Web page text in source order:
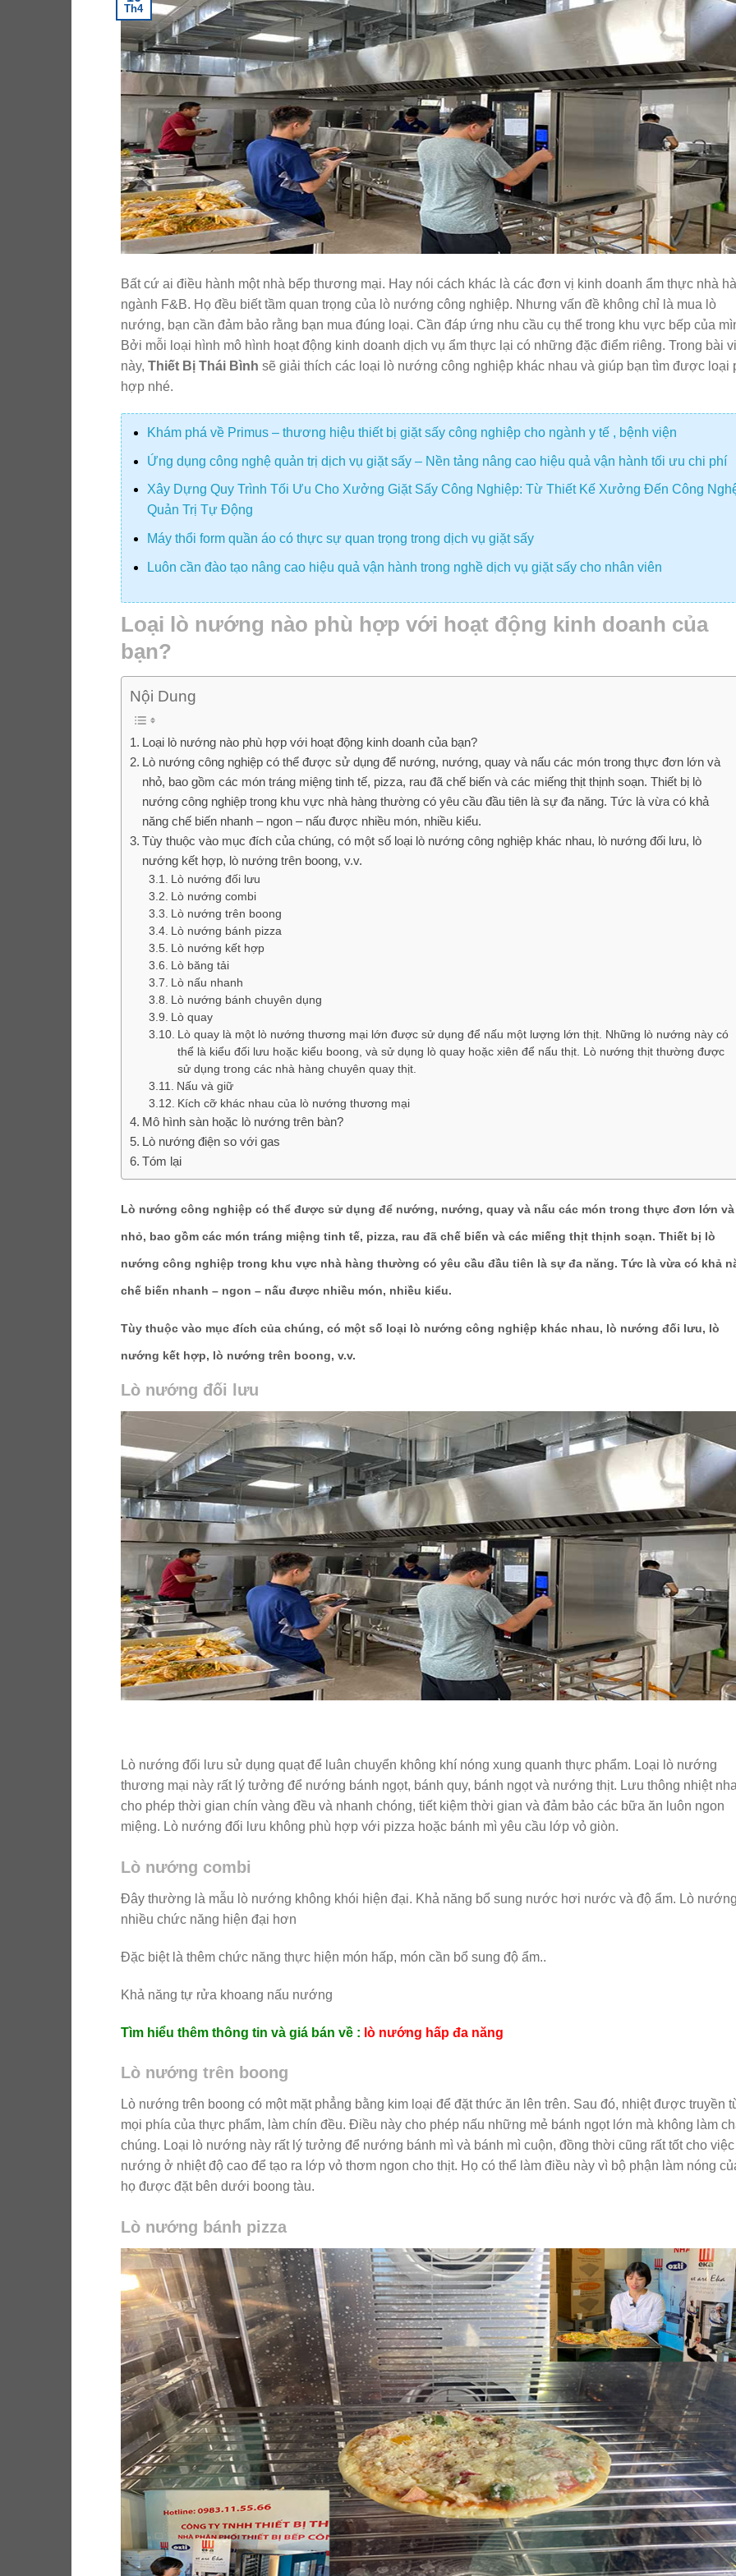
Th4
Bất cứ ai điều hành một nhà bếp thương mại. Hay nói cách khác là các đơn vị kinh doanh ẩm thực nhà
ngành F&B. Họ đều biết tầm quan trọng của lò nướng công nghiệp. Nhưng vấn đề không chỉ là mua lò
nướng, bạn cần đảm bảo rằng bạn mua đúng loại. Cần đáp ứng nhu cầu cụ thể trong khu vực bếp của
Bởi mỗi loại hình mô hình hoạt động kinh doanh dịch vụ ẩm thực lại có những đặc điểm riêng. Trong bài
này, Thiết Bị Thái Bình sẽ giải thích các loại lò nướng công nghiệp khác nhau và giúp bạn tìm được loại
hợp nhé.
Khám phá về Primus – thương hiệu thiết bị giặt sấy công nghiệp cho ngành y tế , bệnh viện
Ứng dụng công nghệ quản trị dịch vụ giặt sấy – Nền tảng nâng cao hiệu quả vận hành tối ưu chi phí
Xây Dựng Quy Trình Tối Ưu Cho Xưởng Giặt Sấy Công Nghiệp: Từ Thiết Kế Xưởng Đến Công
Quản Trị Tự Động
Máy thổi form quần áo có thực sự quan trọng trong dịch vụ giặt sấy
Luôn cần đào tạo nâng cao hiệu quả vận hành trong nghề dịch vụ giặt sấy cho nhân viên
Loại lò nướng nào phù hợp với hoạt động kinh doanh của
bạn?
Nội Dung
Loại lò nướng nào phù hợp với hoạt động kinh doanh của bạn?
Lò nướng công nghiệp có thể được sử dụng để nướng, nướng, quay và nấu các món trong thực đơn lớn và
nhỏ, bao gồm các món tráng miệng tinh tế, pizza, rau đã chế biến và các miếng thịt thịnh soạn. Thiết bị lò
nướng công nghiệp trong khu vực nhà hàng thường có yêu cầu đầu tiên là sự đa năng. Tức là vừa có khả
năng chế biến nhanh – ngon – nấu được nhiều món, nhiều kiểu.
Tùy thuộc vào mục đích của chúng, có một số loại lò nướng công nghiệp khác nhau, lò nướng đối lưu, lò
nướng kết hợp, lò nướng trên boong, v.v.
Lò nướng đối lưu
Lò nướng combi
Lò nướng trên boong
Lò nướng bánh pizza
Lò nướng kết hợp
Lò băng tải
Lò nấu nhanh
Lò nướng bánh chuyên dụng
Lò quay
Lò quay là một lò nướng thương mại lớn được sử dụng để nấu một lượng lớn thịt. Những lò nướng này có
thể là kiểu đối lưu hoặc kiểu boong, và sử dụng lò quay hoặc xiên để nấu thịt. Lò nướng thịt thường được
sử dụng trong các nhà hàng chuyên quay thịt.
Nấu và giữ
Kích cỡ khác nhau của lò nướng thương mại
Mô hình sàn hoặc lò nướng trên bàn?
Lò nướng điện so với gas
Tóm lại
Lò nướng công nghiệp có thể được sử dụng để nướng, nướng, quay và nấu các món trong thực đơn lớn và
nhỏ, bao gồm các món tráng miệng tinh tế, pizza, rau đã chế biến và các miếng thịt thịnh soạn. Thiết bị lò
nướng công nghiệp trong khu vực nhà hàng thường có yêu cầu đầu tiên là sự đa năng. Tức là vừa có khả
chế biến nhanh – ngon – nấu được nhiều món, nhiều kiểu.
Tùy thuộc vào mục đích của chúng, có một số loại lò nướng công nghiệp khác nhau, lò nướng đối lưu, lò
nướng kết hợp, lò nướng trên boong, v.v.
Lò nướng đối lưu
Lò nướng đối lưu sử dụng quạt để luân chuyển không khí nóng xung quanh thực phẩm. Loại lò nướng
thương mại này rất lý tưởng để nướng bánh ngọt, bánh quy, bánh ngọt và nướng thịt. Lưu thông nhiệt
cho phép thời gian chín vàng đều và nhanh chóng, tiết kiệm thời gian và đảm bảo các bữa ăn luôn ngon
miệng. Lò nướng đối lưu không phù hợp với pizza hoặc bánh mì yêu cầu lớp vỏ giòn.
Lò nướng combi
Đây thường là mẫu lò nướng không khói hiện đại. Khả năng bổ sung nước hơi nước và độ ẩm. Lò
nhiều chức năng hiện đại hơn
Đặc biệt là thêm chức năng thực hiện món hấp, món cần bổ sung độ ẩm..
Khả năng tự rửa khoang nấu nướng
Tìm hiểu thêm thông tin và giá bán về : lò nướng hấp đa năng
Lò nướng trên boong
Lò nướng trên boong có một mặt phẳng bằng kim loại để đặt thức ăn lên trên. Sau đó, nhiệt được truyền
mọi phía của thực phẩm, làm chín đều. Điều này cho phép nấu những mẻ bánh ngọt lớn mà không làm
chúng. Loại lò nướng này rất lý tưởng để nướng bánh mì và bánh mì cuộn, đồng thời cũng rất tốt cho việc
nướng ở nhiệt độ cao để tạo ra lớp vỏ thơm ngon cho thịt. Họ có thể làm điều này vì bộ phận làm nóng
họ được đặt bên dưới boong tàu.
Lò nướng bánh pizza